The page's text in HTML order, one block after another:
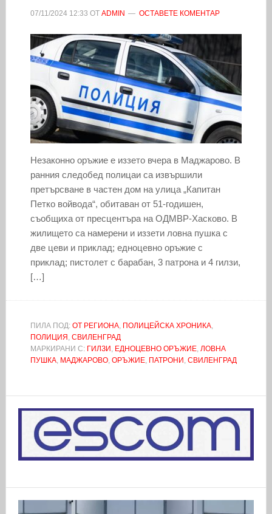
07/11/2024 12:33 ОТ ADMIN ОСТАВЕТЕ КОМЕНТАР
Незаконно оръжие е иззето вчера в Маджарово. В
ранния следобед полицаи са извършили
претърсване в частен дом на улица „Капитан
Петко войвода“, обитаван от 51-годишен,
съобщиха от пресцентъра на ОДМВР-Хасково. В
жилището са намерени и иззети ловна пушка с
две цеви и приклад; едноцевно оръжие с
приклад; пистолет с барабан, 3 патрона и 4 гилзи,
[…]
ПИЛА ПОД: ОТ РЕГИОНА, ПОЛИЦЕЙСКА ХРОНИКА,
ПОЛИЦИЯ , СВИЛЕНГРАД
МАРКИРАНИ С: ГИЛЗИ , ЕДНОЦЕВНО ОРЪЖИЕ, ЛОВНА
ПУШКА, МАДЖАРОВО, ОРЪЖИЕ, ПАТРОНИ , СВИЛЕНГРАД